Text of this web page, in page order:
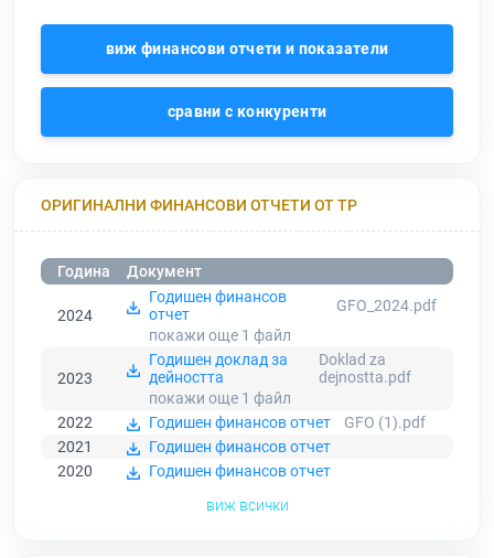
виж финансови отчети и показатели
сравни с конкуренти
ОРИГИНАЛНИ ФИНАНСОВИ ОТЧЕТИ ОТ ТР
Година Документ
2024
Годишен финансов
отчет
GFO_2024.pdf
покажи още 1 файл
2023
Годишен доклад за
дейността
Doklad za
dejnostta.pdf
покажи още 1 файл
2022
Годишен финансов отчет
GFO (1).pdf
2021
Годишен финансов отчет
2020
Годишен финансов отчет
виж всички